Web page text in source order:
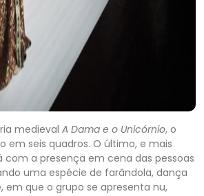
medieval A Dama e o Unicórnio, o
em seis quadros. O último, e mais
a presença em cena das pessoas
uma espécie de farândola, dança
em que o grupo se apresenta nu,